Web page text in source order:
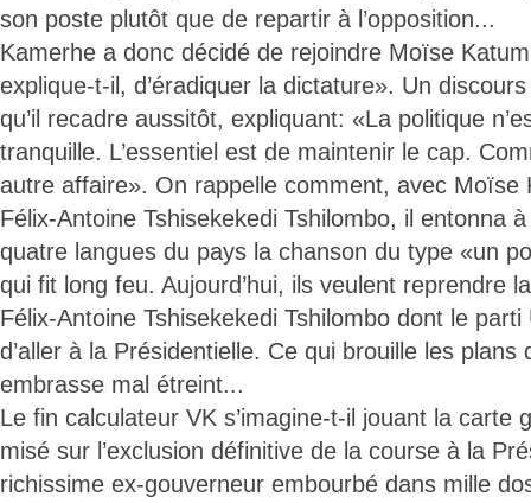
son poste plutôt que de repartir à l’opposition...
Kamerhe a donc décidé de rejoindre Moïse
explique-t-il, d’éradiquer la dictature». Un
qu’il recadre aussitôt, expliquant: «La politique
tranquille. L’essentiel est de maintenir le cap.
autre affaire». On rappelle comment, avec Moïse
Félix-Antoine Tshisekekedi Tshilombo, il entonna
quatre langues du pays la chanson du type «un
qui fit long feu. Aujourd’hui, ils veulent reprendre
Félix-Antoine Tshisekekedi Tshilombo dont le parti
d’aller à la Présidentielle. Ce qui brouille les
embrasse mal étreint...
Le fin calculateur VK s’imagine-t-il jouant la carte
misé sur l’exclusion définitive de la course à la
richissime ex-gouverneur embourbé dans mille